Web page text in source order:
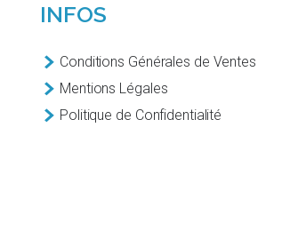
INFOS
Conditions Générales de Ventes
Mentions Légales
Politique de Confidentialité